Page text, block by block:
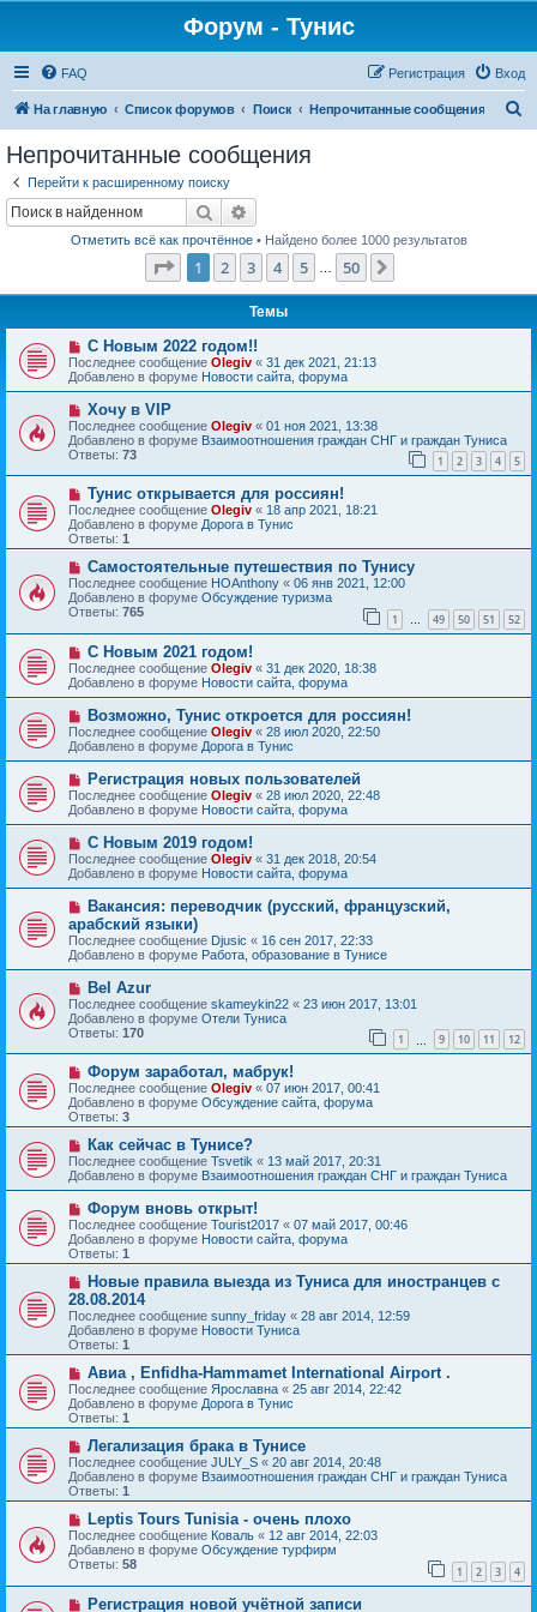
Форум - Тунис
FAQ Вход
Регистрация
На главную Список форумов Поиск Непрочитанные сообщения
Непрочитанные сообщения
Перейти к расширенному поиску
Поиск
Отметить всё как прочтённое• Найдено более 1000 результатов
Страница из 50
1 2 3 4 5 50
Темы
Н
о
в
о
е
с
о
о
б
щ
е
и
е
С Новым 2022 годом!!
Последнее сообщение Olegiv « 31 дек 2021, 21:13
Добавлено в форуме Новости сайта, форума
Н
о
в
о
е
с
о
о
б
щ
е
н
и
е
Хочу в VIP
Последнее сообщение Olegiv « 01 ноя 2021, 13:38
Добавлено в форуме Взаимоотношения граждан СНГ и граждан Туниса
Ответы: 73 1 2 3 4 5
Н
о
в
о
е
с
о
б
щ
е
н
и
е
Тунис открывается для россиян!
Последнее сообщение Olegiv « 18 апр 2021, 18:21
Добавлено в форуме Дорога в Тунис
Ответы: 1
Н
о
в
о
е
с
о
о
б
е
н
и
е
Самостоятельные путешествия по Тунису
Последнее сообщение HOAnthony « 06 янв 2021, 12:00
Добавлено в форуме Обсуждение туризма
Ответы: 765 1 … 49 50 51 52
Н
о
в
о
е
с
о
о
б
щ
е
н
и
е
С Новым 2021 годом!
Последнее сообщение Olegiv « 31 дек 2020, 18:38
Добавлено в форуме Новости сайта, форума
Н
о
в
о
е
с
о
о
б
щ
е
н
и
е
Возможно, Тунис откроется для россиян!
Последнее сообщение Olegiv « 28 июл 2020, 22:50
Добавлено в форуме Дорога в Тунис
Н
о
в
о
с
о
о
б
щ
е
н
и
е
Регистрация новых пользователей
Последнее сообщение Olegiv « 28 июл 2020, 22:48
Добавлено в форуме Новости сайта, форума
Н
о
в
о
е
с
о
о
б
щ
е
н
и
е
С Новым 2019 годом!
Последнее сообщение Olegiv « 31 дек 2018, 20:54
Добавлено в форуме Новости сайта, форума
Н
в
о
е
с
о
б
щ
и
е
Вакансия: переводчик (русский, французский,
арабский языки)
Последнее сообщение Djusic « 16 сен 2017, 22:33
Добавлено в форуме Работа, образование в Тунисе
Н
о
в
о
е
с
о
о
б
щ
е
н
и
е
Bel Azur
Последнее сообщение skameykin22 « 23 июн 2017, 13:01
Добавлено в форуме Отели Туниса
Ответы: 170 1 9 10 11 12
Н
о
в
о
е
с
о
о
б
щ
е
н
и
е
Форум заработал, мабрук!
Последнее сообщение Olegiv « 07 июн 2017, 00:41
Добавлено в форуме Обсуждение сайта, форума
Ответы: 3
Н
о
в
е
с
о
о
б
щ
е
н
и
е
Как сейчас в Тунисе?
Последнее сообщение Tsvetik « 13 май 2017, 20:31
Добавлено в форуме Взаимоотношения граждан СНГ и граждан Туниса
Н
о
в
о
е
с
о
о
б
щ
е
и
е
Форум вновь открыт!
Последнее сообщение Tourist2017 « 07 май 2017, 00:46
Добавлено в форуме Новости сайта, форума
Ответы: 1
Н
о
в
о
е
с
о
б
щ
е
и
е
Новые правила выезда из Туниса для иностранцев с
28.08.2014
Последнее сообщение sunny_friday « 28 авг 2014, 12:59
Добавлено в форуме Новости Туниса
Ответы: 1
Н
о
в
о
е
с
о
о
б
щ
е
н
и
е
Авиа , Enfidha-Hammamet International Airport .
Последнее сообщение Ярославна « 25 авг 2014, 22:42
Добавлено в форуме Дорога в Тунис
Ответы: 1
Н
о
в
о
е
с
о
о
б
щ
е
н
Легализация брака в Тунисе
Последнее сообщение JULY_S « 20 авг 2014, 20:48
Добавлено в форуме Взаимоотношения граждан СНГ и граждан Туниса
Ответы: 1
Н
о
в
о
с
Leptis Tours Tunisia - очень плохо
Последнее сообщение Коваль « 12 авг 2014, 22:03
Добавлено в форуме Обсуждение турфирм
Ответы: 58 1 2 3 4
НРегистрация новой учётной записи